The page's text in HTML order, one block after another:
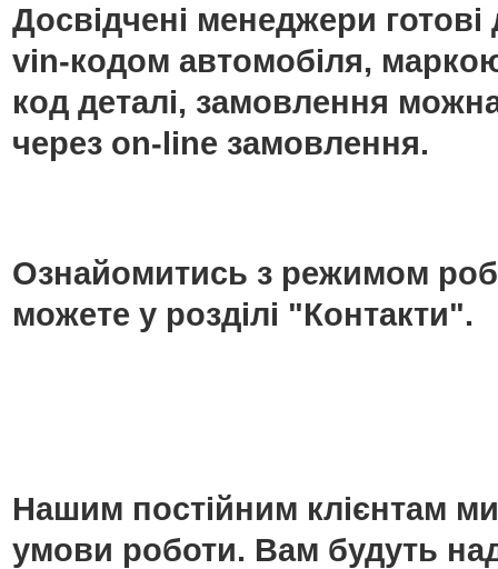
Досвідчені менеджери
vin-кодом автомобіля,
код деталі, замовлення
через on-line замовлення.
Ознайомитись з режимом
можете у розділі "Контакти".
Нашим постійним клієнтам
умови роботи. Вам будуть